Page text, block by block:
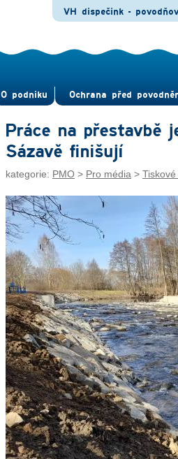
O pod­niku Ochrana před
VH dispečink -
Práce na přestavbě
Sázavě finišují
kategorie: PMO > Pro média >